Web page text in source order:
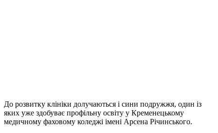
До розвитку клініки долучаються і сини подружжя, один із
яких уже здобуває профільну освіту у Кременецькому
медичному фаховому коледжі імені Арсена Річинського.